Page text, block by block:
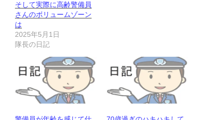
そして実際に高齢警備員
さんのボリュームゾーン
は
2025年5月1日
隊長の日記